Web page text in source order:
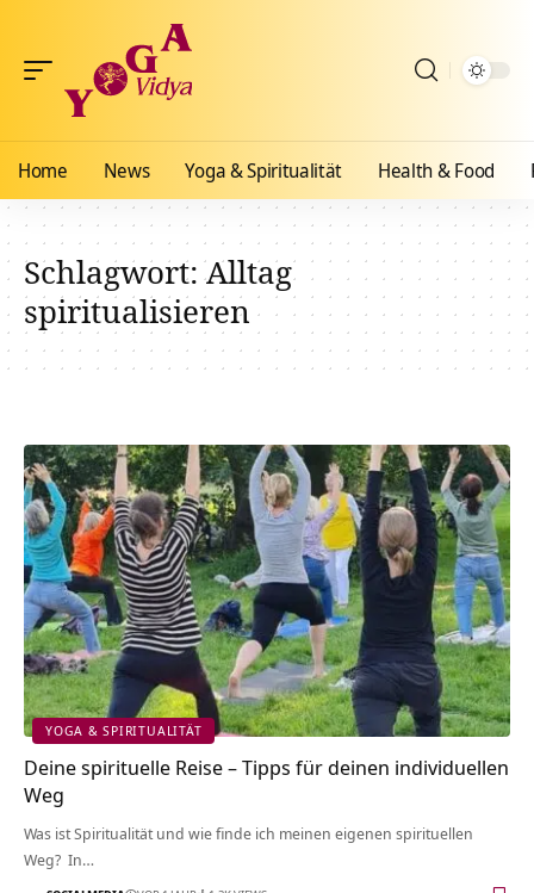
Home News Yoga & Spiritualität Health & Food
Schlagwort:Alltag
spiritualisieren
YOGA & SPIRITUALITÄT
Deine spirituelle Reise – Tipps für deinen individuellen
Weg
Was ist Spiritualität und wie finde ich meinen eigenen spirituellen
Weg? In…